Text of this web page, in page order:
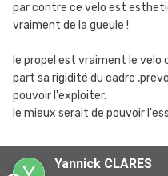
par contre ce velo est
vraiment de la gueule !
le propel est vraiment le
part sa rigidité du cadre
pouvoir l'exploiter.
le mieux serait de pouvoir
Yannick CLARES